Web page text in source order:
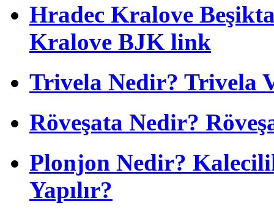
Hradec Kralove
Kralove BJK link
Trivela Nedir? Trivela
Röveşata Nedir?
Plonjon Nedir?
Yapılır?